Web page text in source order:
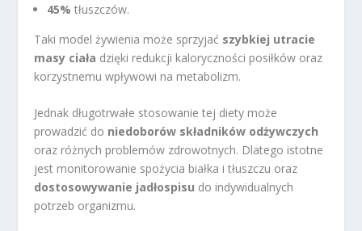
45% tłuszczów.
Taki model żywienia może sprzyjać szybkiej utracie
masy ciała dzięki redukcji kaloryczności posiłków oraz
korzystnemu wpływowi na metabolizm.
Jednak długotrwałe stosowanie tej diety może
prowadzić do niedoborów składników odżywczych
oraz różnych problemów zdrowotnych. Dlatego istotne
jest monitorowanie spożycia białka i tłuszczu oraz
dostosowywanie jadłospisu do indywidualnych
potrzeb organizmu.